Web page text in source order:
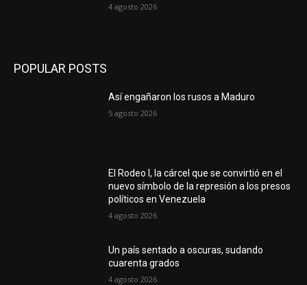
4 agosto 2026
POPULAR POSTS
Así engañaron los rusos a Maduro
5 agosto 2026
El Rodeo I, la cárcel que se convirtió en el
nuevo símbolo de la represión a los presos
políticos en Venezuela
4 agosto 2026
Un país sentado a oscuras, sudando
cuarenta grados
4 agosto 2026